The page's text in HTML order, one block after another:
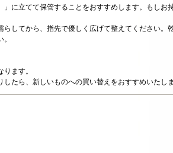
」に立てて保管することをおすすめします。もしお
らしてから、指先で優しく広げて整えてください。
ます。
たら、新しいものへの買い替えをおすすめいたしま